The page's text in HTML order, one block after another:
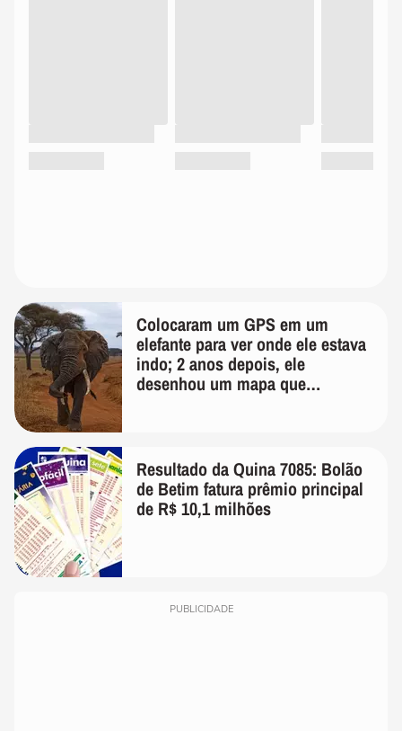
Colocaram um GPS em um
elefante para ver onde ele estava
indo; 2 anos depois, ele
desenhou um mapa que
Resultado da Quina 7085: Bolão
de Betim fatura prêmio principal
de R$ 10,1 milhões
PUBLICIDADE